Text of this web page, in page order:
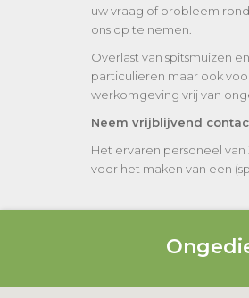
uw vraag of probleem
ons op te nemen.
Overlast van spitsmuizen
particulieren maar ook
werkomgeving vrij van
Neem vrijblijvend
Het ervaren personeel
voor het maken van een